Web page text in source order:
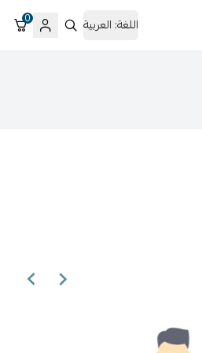
اللغة: العربية 0